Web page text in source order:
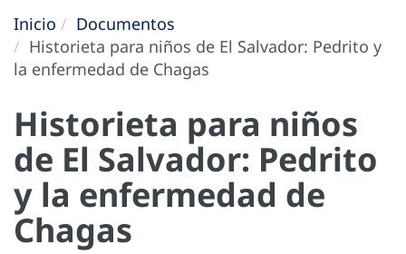
Inicio
Documentos
Historieta para niños de El Salvador: Pedrito y
la enfermedad de Chagas
Historieta para niños
de El Salvador: Pedrito
y la enfermedad de
Chagas